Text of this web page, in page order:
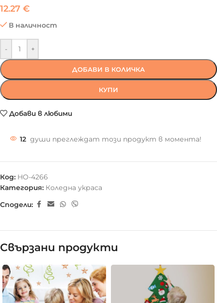
12.27 €
В наличност
- +
ДОБАВИ В КОЛИЧКА
КУПИ
Добави в любими
12 души преглеждат този продукт в момента!
Код: HO-4266
Категория: Коледна украса
Сподели:
Свързани продукти